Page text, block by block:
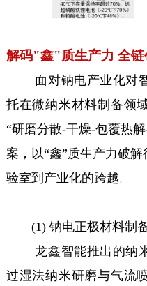
解码"鑫"质生产力 全链
面对钠电产业化对智
托在微纳米材料制备领
“研磨分散-干燥-包覆热
案，以“鑫”质生产力破
验室到产业化的跨越。
(1) 钠电正极材料制
龙鑫智能推出的纳米
过湿法纳米研磨与气流